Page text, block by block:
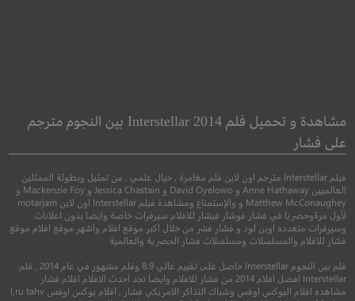
حب ألكس الغريب
مشاهدة و تحميل فلم Interstellar 2014 بين النجوم مترجم
على فشار
فيلم Interstellar مترجم اون لاين فلم مغامرة , خيال علمي , من تمثيل وبطولة الممثلين
العالميين Anne Hathaway و David Oyelowo و Jessica Chastain و Mackenzie Foy و
Matthew McConaughey و والإستمتاع ومشاهدة فيلم Interstellar اون لاين motarjam
لأول مرةوحصريا في فشار فوشار فيشار للافلام سيرفرات خاصة وايضا بدون اعلانات
وسيرفرات متعدده اوبن لود و فشار فشر من خلال اكبر موقع افلام واشهر موقع افلام موقع
فشار للافلام والمسلسلات ومسلسلات فشار الحصرية والعالمية
فلم بين النجوم Interstellar حاصل على تقييم عالي 8.9 وفلم مشهور في عام 2014 , فلم
Interstellar افضل افلام 2014 من فشار للافلام وايضا تجد احدث الافلام افلام فشار
مشاهده افلام البوكس اوفس وشباك التذاكر الامريكي فشار , افلام بوكس اوفس l,ru tahv